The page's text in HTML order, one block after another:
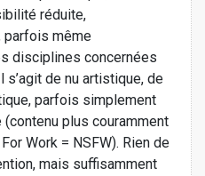
réduite,
parfois même
de nu artistique, de
parfois simplement
plus couramment
Work = NSFW). Rien de
mais suffisamment